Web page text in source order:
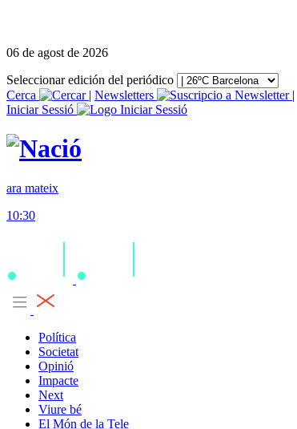
06 de agost de 2026
Seleccionar edición del periódico
Cerca
| Newsletters
|
Iniciar Sessió
ara mateix
10:30
Política
Societat
Opinió
Impacte
Next
Viure bé
El Món de la Tele